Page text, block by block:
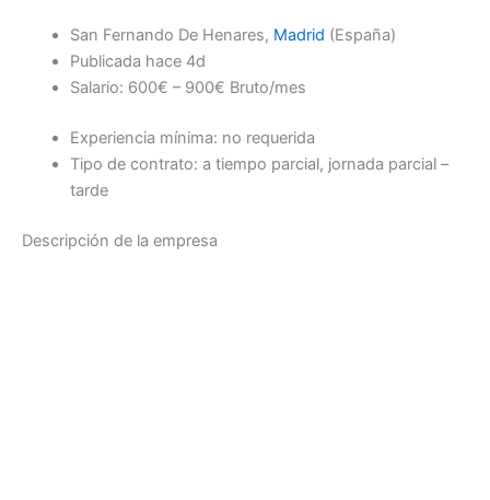
San Fernando De Henares, Madrid (España)
Publicada hace 4d
Salario: 600€ – 900€ Bruto/mes
Experiencia mínima: no requerida
Tipo de contrato: a tiempo parcial, jornada parcial –
tarde
Descripción de la empresa